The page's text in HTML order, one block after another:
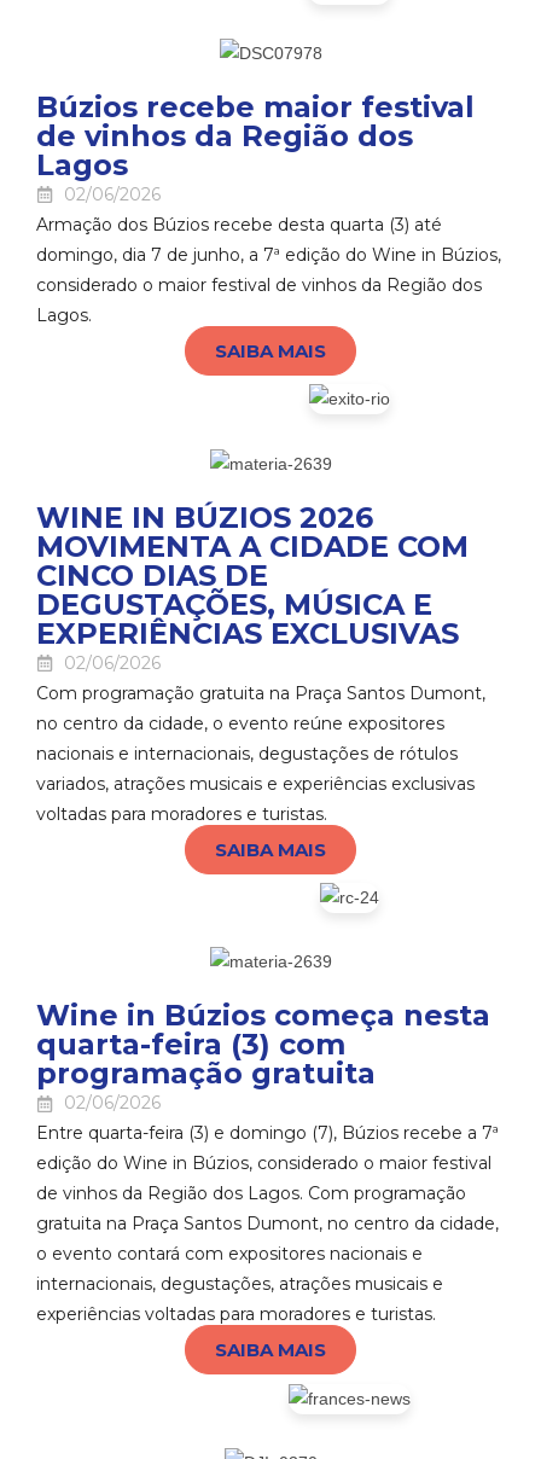
Búzios recebe maior festival
de vinhos da Região dos
Lagos
02/06/2026
Armação dos Búzios recebe desta quarta (3) até
domingo, dia 7 de junho, a 7ª edição do Wine in Búzios,
considerado o maior festival de vinhos da Região dos
Lagos.
SAIBA MAIS
WINE IN BÚZIOS 2026
MOVIMENTA A CIDADE COM
CINCO DIAS DE
DEGUSTAÇÕES, MÚSICA E
EXPERIÊNCIAS EXCLUSIVAS
02/06/2026
Com programação gratuita na Praça Santos Dumont,
no centro da cidade, o evento reúne expositores
nacionais e internacionais, degustações de rótulos
variados, atrações musicais e experiências exclusivas
voltadas para moradores e turistas.
SAIBA MAIS
Wine in Búzios começa nesta
quarta-feira (3) com
programação gratuita
02/06/2026
Entre quarta-feira (3) e domingo (7), Búzios recebe a 7ª
edição do Wine in Búzios, considerado o maior festival
de vinhos da Região dos Lagos. Com programação
gratuita na Praça Santos Dumont, no centro da cidade,
o evento contará com expositores nacionais e
internacionais, degustações, atrações musicais e
experiências voltadas para moradores e turistas.
SAIBA MAIS